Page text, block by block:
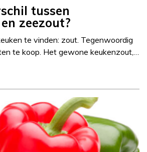
tussen
zeezout?
te vinden: zout. Tegenwoordig
te koop. Het gewone keukenzout,…